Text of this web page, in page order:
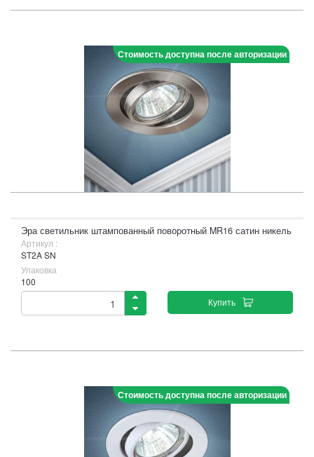
Стоимость доступна после авторизации
Эра светильник штампованный поворотный MR16 сатин никель
Артикул :
ST2A SN
Упаковка
100
Купить
Стоимость доступна после авторизации